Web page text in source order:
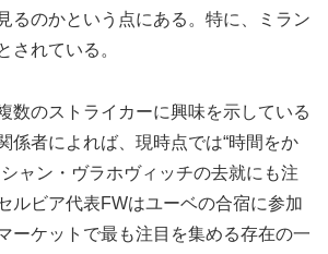
るのかという点にある。特に、ミラン
されている。
数のストライカーに興味を示している
係者によれば、現時点では“時間をか
ャン・ヴラホヴィッチの去就にも注
ルビア代表FWはユーベの合宿に参加
ーケットで最も注目を集める存在の一